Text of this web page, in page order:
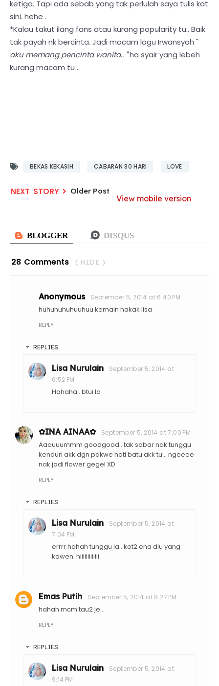
ketiga. Tapi ada sebab yang tak perlulah saya tulis kat
sini. hehe .
*Kalau takut ilang fans atau kurang popularity tu.. Baik
tak payah nk bercinta. Jadi macam lagu Irwansyah "
aku memang pencinta wanita.. "ha syair yang lebeh
kurang macam tu .
BEKAS KEKASIH CABARAN 30 HARI LOVE
Older Post
View mobile version
28 Comments ( HIDE )
Anonymous September 5, 2014 at 6:40 PM
huhuhuhuhuuhuu kemain hakak lisa
REPLY
REPLIES
Lisa Nurulain
September 5, 2014 at
6:52 PM
Hahaha.. btui la
✿INA AINAA✿ September 5, 2014 at 7:00 PM
Aaauuummm goodgood.. tak sabar nak tunggu
kenduri akk dgn pakwe hati batu akk tu... ngeeee
nak jadi flower gegel XD
REPLY
REPLIES
Lisa Nurulain
September 5, 2014 at
7:04 PM
errrr hahah tunggu la.. kot2 ena dlu yang
kawen. hiiiiiiiiiiiii
Emas Putih September 5, 2014 at 8:27 PM
hahah mcm tau2 je..
REPLY
REPLIES
Lisa Nurulain
September 5, 2014 at
9:14 PM